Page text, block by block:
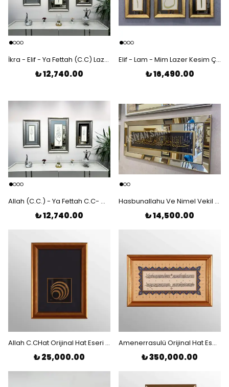
İkra - Elif - Ya Fettah (C.C) Lazer Kesim Çerçeveli 3'lü Tablo
₺ 12,740.00
Elif - Lam - Mim Lazer Kesim Çerçeveli 3'lü Tablo
₺ 16,490.00
Allah (C.C.) - Ya Fettah C.C- Muhammed (S.A.V) Lazer Kesim Çerçeveli 3'lü Tablo
₺ 12,740.00
Hasbunallahu Ve Nimel Vekil Nimel Mevla Ve Ni'men Nasir Lazer Kesim Ayna Çerçeveli Tablo
₺ 14,500.00
Allah C.CHat Orijinal Hat Eseri Tablo
₺ 25,000.00
Amenerrasulü Orijinal Hat Eseri Tablo
₺ 350,000.00